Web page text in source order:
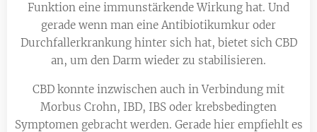
Funktion eine immunstärkende Wirkung hat. Und
gerade wenn man eine Antibiotikumkur oder
Durchfallerkrankung hinter sich hat, bietet sich CBD
an, um den Darm wieder zu stabilisieren.
CBD konnte inzwischen auch in Verbindung mit
Morbus Crohn, IBD, IBS oder krebsbedingten
Symptomen gebracht werden. Gerade hier empfiehlt es